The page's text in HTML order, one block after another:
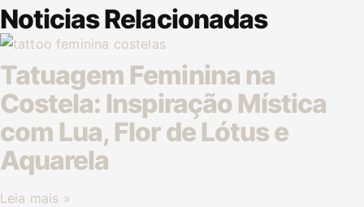
Noticias Relacionadas
Tatuagem Feminina na
Costela: Inspiração Mística
com Lua, Flor de Lótus e
Aquarela
Leia mais »